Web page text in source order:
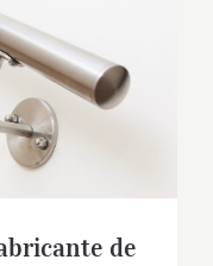
de
de